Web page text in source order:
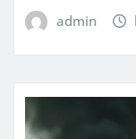
admin